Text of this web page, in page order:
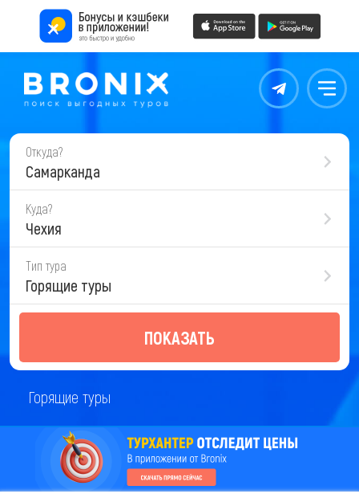
Контакты Меню
Откуда?
Самарканда
Куда?
Чехия
Тип тура
Горящие туры
ПОКАЗАТЬ
Горящие туры